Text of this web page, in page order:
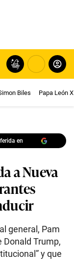
Biles Papa León
en
a Nueva
general, Pam
Donald Trump,
y que